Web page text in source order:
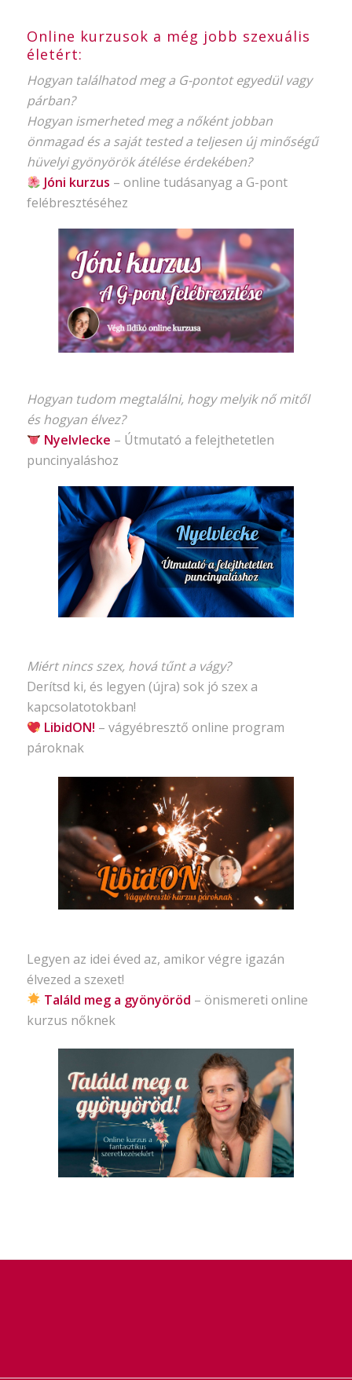
Online kurzusok a még jobb szexuális
életért:
Hogyan találhatod meg a G-pontot egyedül vagy
párban?
Hogyan ismerheted meg a nőként jobban
önmagad és a saját tested a teljesen új minőségű
hüvelyi gyönyörök átélése érdekében?
Jóni kurzus – online tudásanyag a G-pont
felébresztéséhez
Hogyan tudom megtalálni, hogy melyik nő mitől
és hogyan élvez?
Nyelvlecke – Útmutató a felejthetetlen
puncinyaláshoz
Miért nincs szex, hová tűnt a vágy?
Derítsd ki, és legyen (újra) sok jó szex a
kapcsolatotokban!
LibidON! – vágyébresztő online program
pároknak
Legyen az idei éved az, amikor végre igazán
élvezed a szexet!
Találd meg a gyönyöröd – önismereti online
kurzus nőknek